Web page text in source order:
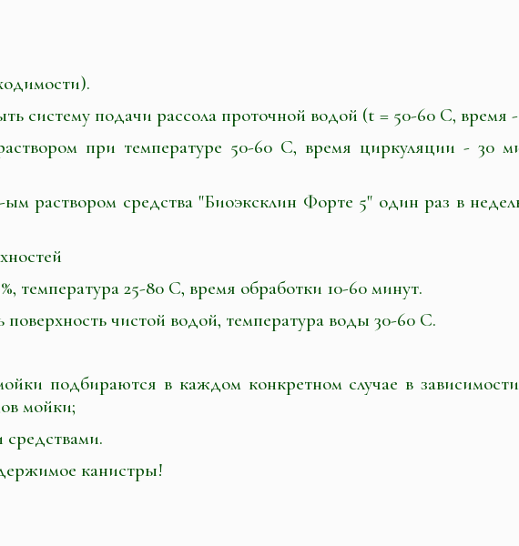
систему подачи рассола проточной водой (t = 50-60 С, время -
при температуре 50-60 С, время циркуляции - 30
ым раствором средства "Биоэксклин Форте 5" один раз в
температура 25-80 С, время обработки 10-60 минут.
чистой водой, температура воды 30-60 С.
подбираются в каждом конкретном случае в
мойки;
канистры!